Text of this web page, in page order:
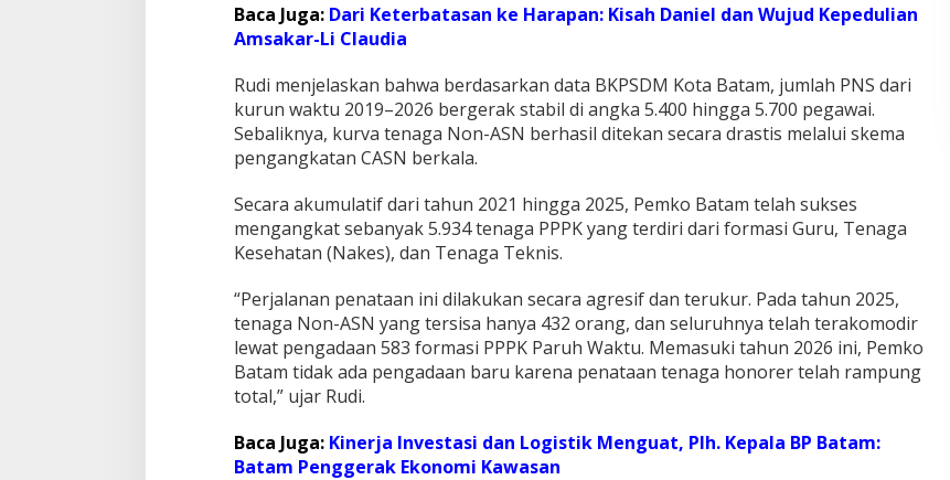
e
P
s
a
t
Baca Juga: Dari Keterbatasan ke Harapan: Kisah Daniel dan Wujud Kepedulian
Amsakar-Li Claudia
Rudi menjelaskan bahwa berdasarkan data BKPSDM Kota Batam, jumlah PNS dari
kurun waktu 2019–2026 bergerak stabil di angka 5.400 hingga 5.700 pegawai.
Sebaliknya, kurva tenaga Non-ASN berhasil ditekan secara drastis melalui skema
pengangkatan CASN berkala.
Secara akumulatif dari tahun 2021 hingga 2025, Pemko Batam telah sukses
mengangkat sebanyak 5.934 tenaga PPPK yang terdiri dari formasi Guru, Tenaga
Kesehatan (Nakes), dan Tenaga Teknis.
“Perjalanan penataan ini dilakukan secara agresif dan terukur. Pada tahun 2025,
tenaga Non-ASN yang tersisa hanya 432 orang, dan seluruhnya telah terakomodir
lewat pengadaan 583 formasi PPPK Paruh Waktu. Memasuki tahun 2026 ini, Pemko
Batam tidak ada pengadaan baru karena penataan tenaga honorer telah rampung
total,” ujar Rudi.
Baca Juga: Kinerja Investasi dan Logistik Menguat, Plh. Kepala BP Batam:
Batam Penggerak Ekonomi Kawasan